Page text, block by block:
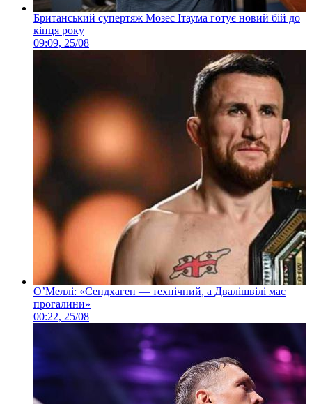
Британський супертяж Мозес Ітаума готує новий бій до
кінця року
09:09, 25/08
О’Меллі: «Сендхаген — технічний, а Двалішвілі має
прогалини»
00:22, 25/08